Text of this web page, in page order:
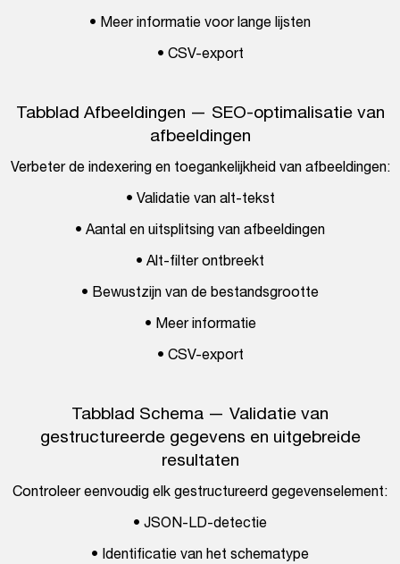
• Meer informatie voor lange lijsten
• CSV-export
Tabblad Afbeeldingen — SEO-optimalisatie van
afbeeldingen
Verbeter de indexering en toegankelijkheid van afbeeldingen:
• Validatie van alt-tekst
• Aantal en uitsplitsing van afbeeldingen
• Alt-filter ontbreekt
• Bewustzijn van de bestandsgrootte
• Meer informatie
• CSV-export
Tabblad Schema — Validatie van
gestructureerde gegevens en uitgebreide
resultaten
Controleer eenvoudig elk gestructureerd gegevenselement:
• JSON-LD-detectie
• Identificatie van het schematype